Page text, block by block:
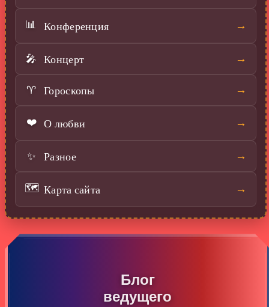
📊 Конференция →
🎤 Концерт →
♈ Гороскопы →
❤️ О любви →
✨ Разное →
🗺️ Карта сайта →
Блог
ведущего